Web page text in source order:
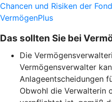
Chancen und Risiken der
VermögenPlus
Das sollten Sie bei
Die
Vermögensverwalter
Anlageentscheidungen
Obwohl die Verwalterin